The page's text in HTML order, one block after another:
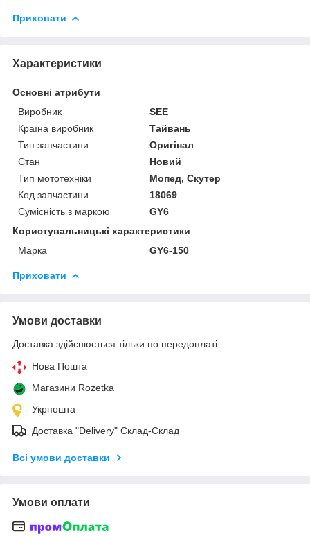
Приховати
Характеристики
Основні атрибути
Виробник
SEE
Країна виробник
Тайвань
Тип запчастини
Оригінал
Стан
Новий
Тип мототехніки
Мопед, Скутер
Код запчастини
18069
Сумісність з маркою
GY6
Користувальницькі характеристики
Марка
GY6-150
Приховати
Умови доставки
Доставка здійснюється тільки по передоплаті.
Нова Пошта
Магазини Rozetka
Укрпошта
Доставка "Delivery" Склад-Склад
Всі умови доставки
Умови оплати